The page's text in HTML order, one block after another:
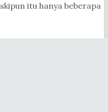
itu hanya beberapa